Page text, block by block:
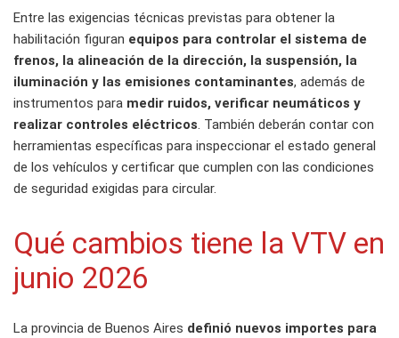
Entre las exigencias técnicas previstas para obtener la
habilitación figuran equipos para controlar el sistema de
frenos, la alineación de la dirección, la suspensión, la
iluminación y las emisiones contaminantes, además de
instrumentos para medir ruidos, verificar neumáticos y
realizar controles eléctricos. También deberán contar con
herramientas específicas para inspeccionar el estado general
de los vehículos y certificar que cumplen con las condiciones
de seguridad exigidas para circular.
Qué cambios tiene la VTV en
junio 2026
La provincia de Buenos Aires definió nuevos importes para